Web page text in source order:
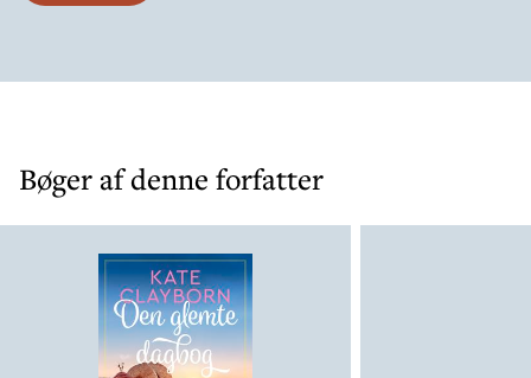
fremtiden, så hun beslutter sig for at gennemføre
hunden Hank, får de to snart skubbet til deres grænser
– og opdaget en hemmelighed eller to om hinanden.
om livets store spørgsmål fortalt med følsomhed,
humor og indlevelse.
Bøger af denne forfatter